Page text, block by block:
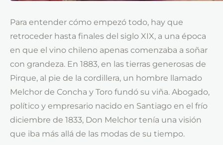
Para entender cómo empezó todo, hay que
retroceder hasta finales del siglo XIX, a una época
en que el vino chileno apenas comenzaba a soñar
con grandeza. En 1883, en las tierras generosas de
Pirque, al pie de la cordillera, un hombre llamado
Melchor de Concha y Toro fundó su viña. Abogado,
político y empresario nacido en Santiago en el frío
diciembre de 1833, Don Melchor tenía una visión
que iba más allá de las modas de su tiempo.